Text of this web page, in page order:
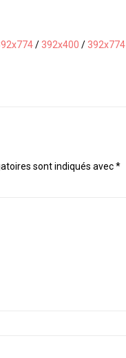
/ 392x400 / 392x774
sont indiqués avec*